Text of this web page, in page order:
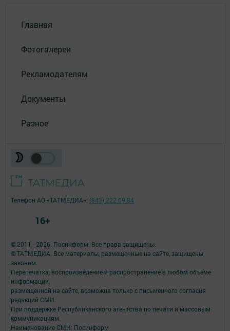
Главная
Фотогалереи
Рекламодателям
Документы
Разное
© 2011 - 2026. Посинформ. Все права защищены.
© ТАТМЕДИА. Все материалы, размещенные на сайте, защищены
законом.
Перепечатка, воспроизведение и распространение в любом объеме
информации,
размещенной на сайте, возможна только с письменного согласия
редакций СМИ.
При поддержке Республиканского агентства по печати и массовым
коммуникациям.
Наименование СМИ: Посинформ
Телефон АО «ТАТМЕДИА»: (843) 222 09 84
16+